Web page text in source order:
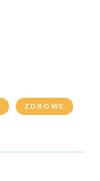
ZDROWE